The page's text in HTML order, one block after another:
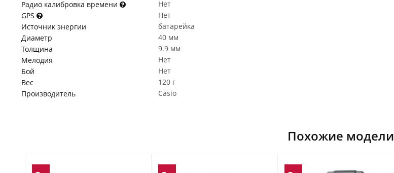
Радио калибровка времени
Нет
GPS
Нет
Источник энергии
батарейка
Диаметр
40 мм
Толщина
9.9 мм
Мелодия
Нет
Бой
Нет
Вес
120 г
Производитель
Casio
Похожие модели